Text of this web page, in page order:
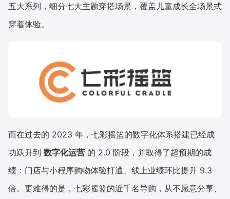
五大系列，细分七大主题穿搭场景，覆盖儿童成长全场景式
穿着体验。
而在过去的 2023 年，七彩摇篮的数字化体系搭建已经成
功跃升到 数字化运营 的 2.0 阶段，并取得了超预期的成
绩：门店与小程序购物体验打通、线上业绩环比提升 9.3
倍。更难得的是，七彩摇篮的近千名导购，从不愿意分享、